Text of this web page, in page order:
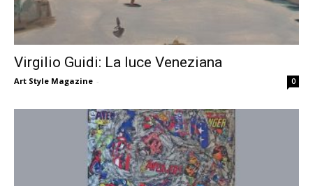
Virgilio Guidi: La luce Veneziana
Art Style Magazine - 0